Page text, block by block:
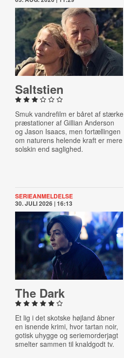
Saltstien
Smuk vandrefilm er båret af stærke
præstationer af Gillian Anderson
og Jason Isaacs, men fortællingen
om naturens helende kraft er mere
solskin end saglighed.
SERIEANMELDELSE
30. JULI 2026 | 16:13
The Dark
Et lig i det skotske højland åbner
en isnende krimi, hvor tartan noir,
gotisk uhygge og seriemorderjagt
smelter sammen til knaldgodt tv.